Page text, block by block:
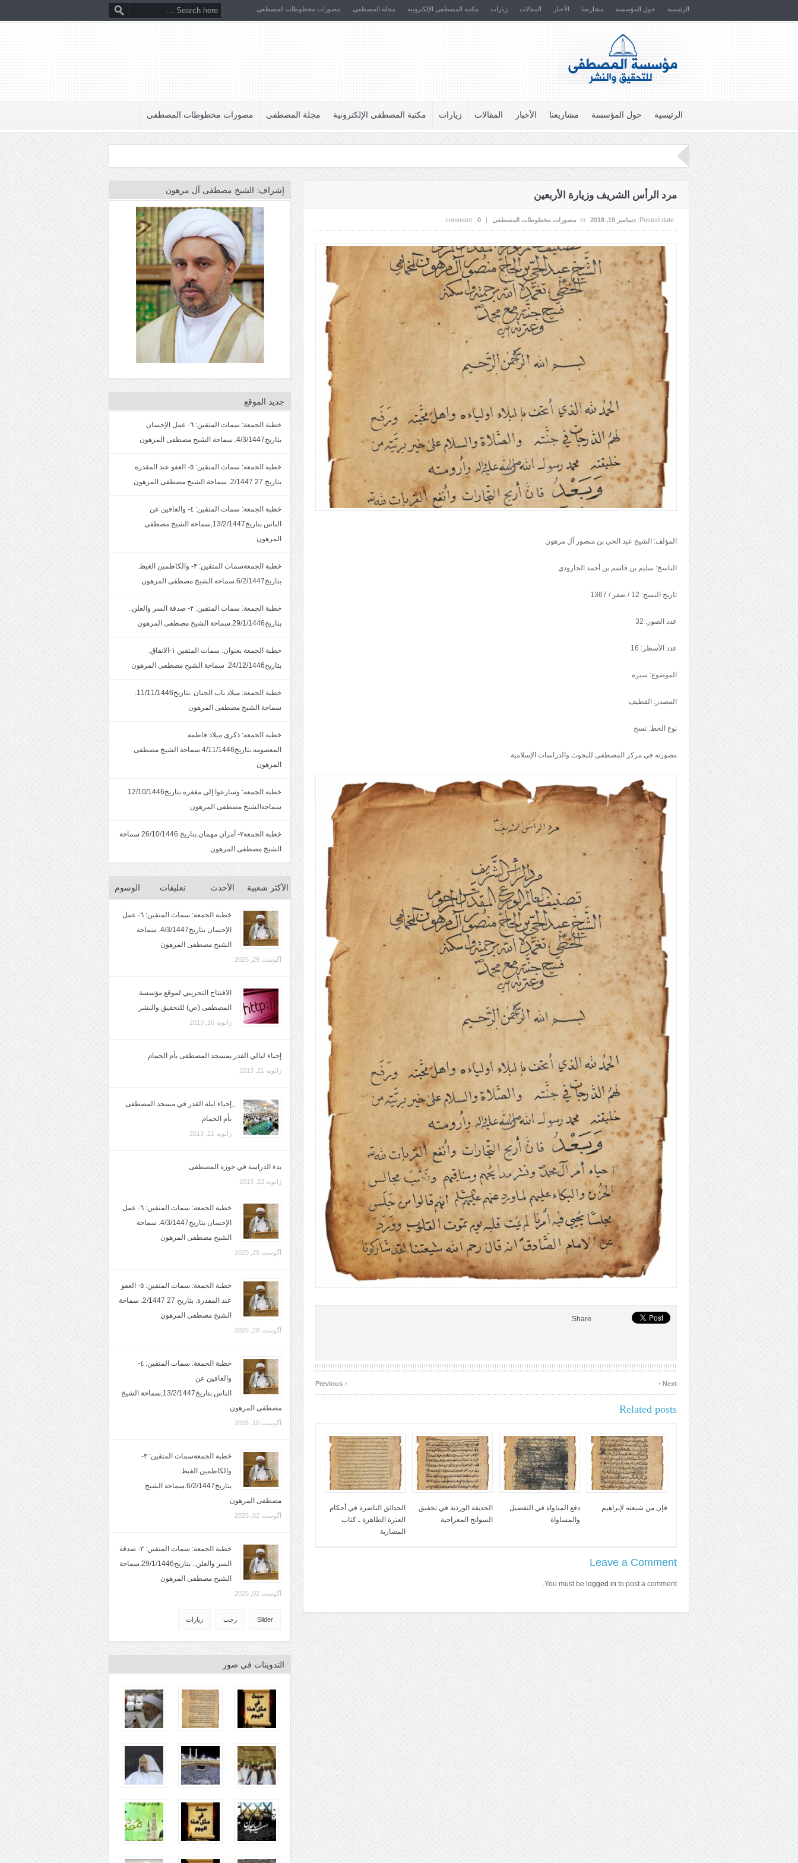
الرئيسية حول المؤسسة مشاريعنا الأخبار المقالات زيارات مكتبة المصطفى الإلكترونية مجلة المصطفى مصورات مخطوطات المصطفى
الرئيسية حول المؤسسة مشاريعنا الأخبار المقالات زيارات مكتبة المصطفى الإلكترونية مجلة المصطفى مصورات مخطوطات المصطفى
مرد الرأس الشريف وزيارة الأربعين
Posted date: دسامبر 19, 2018 In: مصورات مخطوطات المصطفى |
comment : 0
المؤلف: الشيخ عبد الحي بن منصور آل مرهون
الناسخ: سليم بن قاسم بن أحمد الجارودي
تاريخ النسخ: 12 / صفر / 1367
عدد الصور: 32
عدد الأسطر: 16
الموضوع: سيرة
المصدر: القطيف
نوع الخط: نسخ
مصورته في مركز المصطفى للبحوث والدراسات الإسلامية
Share
‹ Next
›
Related posts
فإن من شيعته لإبراهيم
دفع المناواة في التفضيل
والمساواة
الحديقة الوردية في تحقيق
السوانح المعراجية
الحدائق الناضرة في أحكام
العترة الطاهرة ـ كتاب
المضاربة
Leave a Comment
You must be logged in to post a comment.
إشراف: الشيخ مصطفى آل مرهون
جديد الموقع
خطبة الجمعة: سمات المتقين: ٦- عمل الإحسان
بتاريخ4/3/1447. سماحة الشيخ مصطفى المرهون
خطبة الجمعة: سمات المتقين: ٥- العفو عند المقدرة.
بتاريخ 27 2/1447. سماحة الشيخ مصطفى المرهون
خطبة الجمعة: سمات المتقين: ٤- والعافين عن
الناس.بتاريخ13/2/1447,سماحة الشيخ مصطفى
المرهون
خطبة الجمعةسمات المتقين: ٣- والكاظمين الغيظ.
بتاريخ6/2/1447.سماحة الشيخ مصطفى المرهون
خطبة الجمعة: سمات المتقين: ٢- صدقة السر والعلن..
بتاريخ29/1/1446.سماحة الشيخ مصطفى المرهون
خطبة الجمعة بعنوان: سمات المتقين ١-الانفاق.
بتاريخ24/12/1446. سماحة الشيخ مصطفى المرهون
خطبة الجمعة: ميلاد باب الجنان .بتاريخ11/11/1446.
سماحة الشيخ مصطفى المرهون
خطبة الجمعة: ذكرى ميلاد فاطمة
المعصومه.بتاريخ4/11/1446 سماحة الشيخ مصطفى
المرهون
خطبة الجمعه: وسارعوا إلى مغفره.بتاريخ12/10/1446
سماحةالشيخ مصطفى المرهون
خطبة الجمعة٢- أمران مهمان.بتاريخ 26/10/1446 سماحة
الشيخ مصطفى المرهون
الأكثر شعبية الأحدث تعليقات الوسوم
خطبة الجمعة: سمات المتقين: ٦- عمل
الإحسان بتاريخ4/3/1447. سماحة
الشيخ مصطفى المرهون
آگوست 29, 2025
الافتتاح التجريبي لموقع مؤسسة
المصطفى (ص) للتحقيق والنشر
ژانویه 16, 2013
إحياء ليالي القدر بمسجد المصطفى بأم الحمام
ژانویه 21, 2013
ِإحياء ليلة القدر في مسجد المصطفى
بأم الحمام
ژانویه 21, 2013
بدء الدراسة في حوزة المصطفى
ژانویه 22, 2013
خطبة الجمعة: سمات المتقين: ٦- عمل
الإحسان بتاريخ4/3/1447. سماحة
الشيخ مصطفى المرهون
آگوست 29, 2025
خطبة الجمعة: سمات المتقين: ٥- العفو
عند المقدرة. بتاريخ 27 2/1447. سماحة
الشيخ مصطفى المرهون
آگوست 28, 2025
خطبة الجمعة: سمات المتقين: ٤-
والعافين عن
الناس.بتاريخ13/2/1447,سماحة الشيخ
مصطفى المرهون
آگوست 10, 2025
خطبة الجمعةسمات المتقين: ٣-
والكاظمين الغيظ.
بتاريخ6/2/1447.سماحة الشيخ
مصطفى المرهون
آگوست 02, 2025
خطبة الجمعة: سمات المتقين: ٢- صدقة
السر والعلن.. بتاريخ29/1/1446.سماحة
الشيخ مصطفى المرهون
آگوست 02, 2025
Slider رجب زيارات
التدوينات في صور